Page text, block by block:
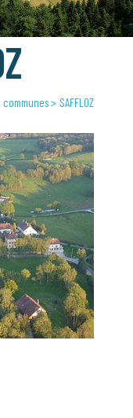
communes SAFFLOZ